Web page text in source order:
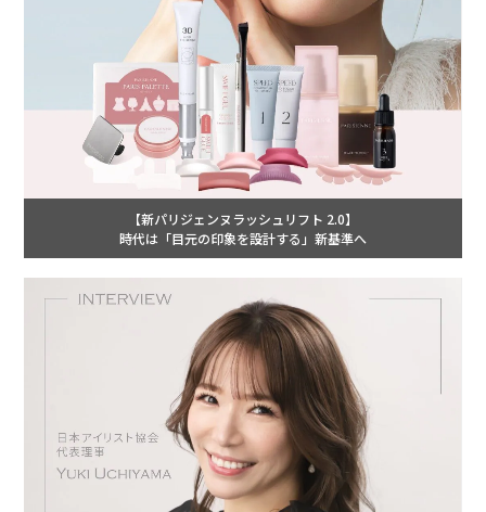
【新パリジェンヌラッシュリフト 2.0】
時代は「目元の印象を設計する」新基準へ